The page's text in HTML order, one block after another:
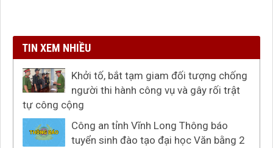
TIN XEM NHIỀU
Khởi tố, bắt tạm giam đối tượng chống
người thi hành công vụ và gây rối trật
tự công cộng
Công an tỉnh Vĩnh Long Thông báo
tuyển sinh đào tạo đại học Văn bằng 2